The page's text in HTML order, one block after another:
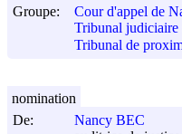
Groupe:
Cour d'appel de
Tribunal judiciaire
Tribunal de
De:
Nancy BEC
nomination